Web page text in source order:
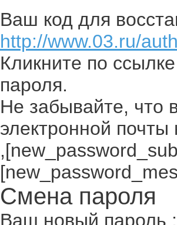
Ваш код для
http://www.03.ru/
Кликните по
пароля.
Не забывайте, что
электронной
Смена пароля
Ваш новый пароль